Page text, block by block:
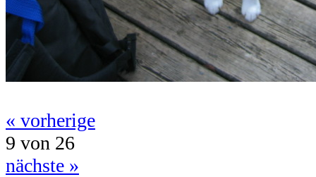
« vorherige
9 von 26
nächste »